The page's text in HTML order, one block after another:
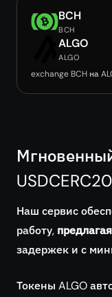
BCH
BCH
ALGO
ALGO
exchange BCH на
USDCERC20
Наш сервис
работу,
задержек и с
Токены ALGO